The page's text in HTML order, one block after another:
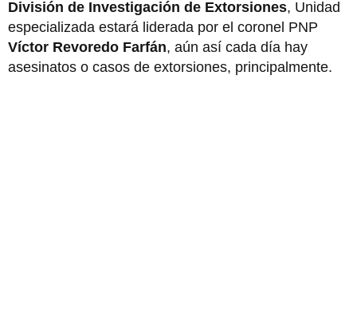
División de Investigación de Extorsiones, Unidad
especializada estará liderada por el coronel PNP
Víctor Revoredo Farfán, aún así cada día hay
asesinatos o casos de extorsiones, principalmente.